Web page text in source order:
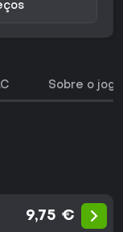
Sobre o jogo
9,75 €